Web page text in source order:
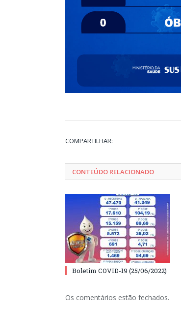
COMPARTILHAR:
CONTEÚDO RELACIONADO
Boletim COVID-19 (25/06/2022)
Os comentários estão fechados.